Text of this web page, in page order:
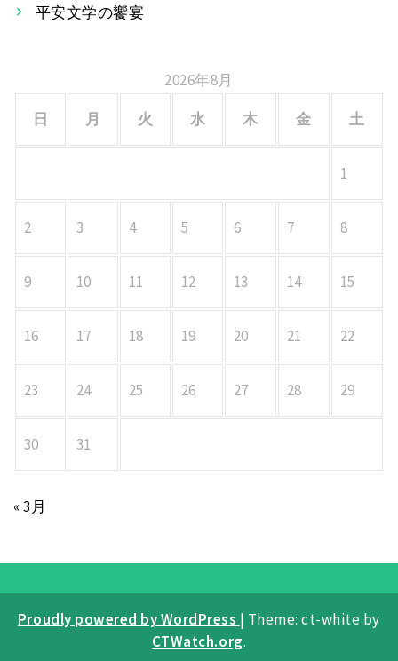
ン平安文学の饗宴
2026年8月
日
月 火 水 木 金 土
1
2 3 4 5 6 7 8
9 10 11 12 13 14 15
16 17 18 19 20 21 22
23 24 25 26 27 28 29
30 31
« 3月
Proudly powered by WordPress | Theme: ct-white by
CTWatch.org.